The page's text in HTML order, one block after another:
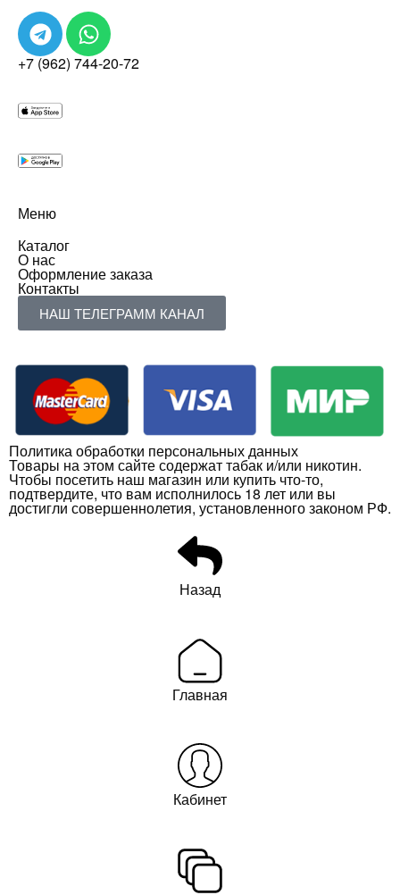
+7 (962) 744-20-72
Меню
Каталог
О нас
Оформление заказа
Контакты
НАШ ТЕЛЕГРАММ КАНАЛ
Политика обработки персональных данных
Товары на этом сайте содержат табак и/или никотин.
Чтобы посетить наш магазин или купить что-то,
подтвердите, что вам исполнилось 18 лет или вы
достигли совершеннолетия, установленного законом РФ.
Назад
Главная
Кабинет